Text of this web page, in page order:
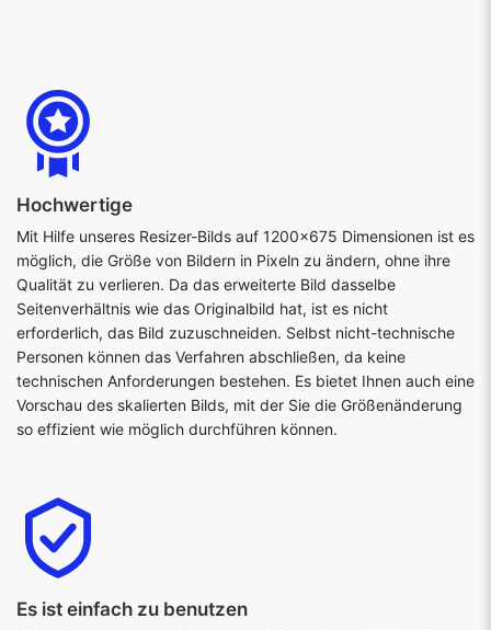
Hochwertige
Mit Hilfe unseres Resizer-Bilds auf 1200x675 Dimensionen ist es
möglich, die Größe von Bildern in Pixeln zu ändern, ohne ihre
Qualität zu verlieren. Da das erweiterte Bild dasselbe
Seitenverhältnis wie das Originalbild hat, ist es nicht
erforderlich, das Bild zuzuschneiden. Selbst nicht-technische
Personen können das Verfahren abschließen, da keine
technischen Anforderungen bestehen. Es bietet Ihnen auch eine
Vorschau des skalierten Bilds, mit der Sie die Größenänderung
so effizient wie möglich durchführen können.
Es ist einfach zu benutzen